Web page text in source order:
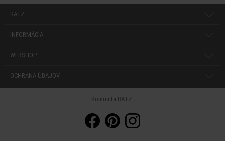
BATZ
INFORMÁCIA
WEBSHOP
OCHRANA ÚDAJOV
Komunita BATZ: